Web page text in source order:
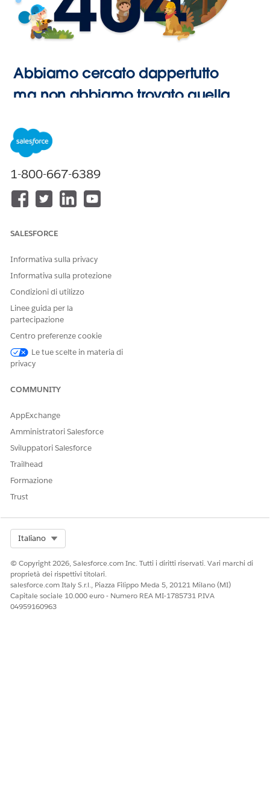
Abbiamo cercato dappertutto
ma non abbiamo trovato quella
1-800-667-6389
SALESFORCE
Informativa sulla privacy
Informativa sulla protezione
Condizioni di utilizzo
Linee guida per la
partecipazione
Centro preferenze cookie
Le tue scelte in materia di
privacy
COMMUNITY
AppExchange
Amministratori Salesforce
Sviluppatori Salesforce
Trailhead
Formazione
Trust
Italiano
© Copyright 2026, Salesforce.com Inc. Tutti i diritti riservati. Vari marchi di
proprietà dei rispettivi titolari.
salesforce.com Italy S.r.l., Piazza Filippo Meda 5, 20121 Milano (MI)
Capitale sociale 10.000 euro - Numero REA MI-1785731 P.IVA
04959160963